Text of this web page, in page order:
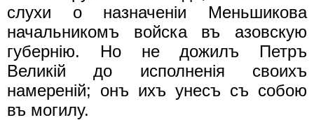
слухи о назначенiи Меньшикова
начальникомъ войска въ азовскую
губернiю. Но не дожилъ Петръ
Великiй до исполненiя своихъ
намеренiй; онъ ихъ унесъ съ собою
въ могилу.